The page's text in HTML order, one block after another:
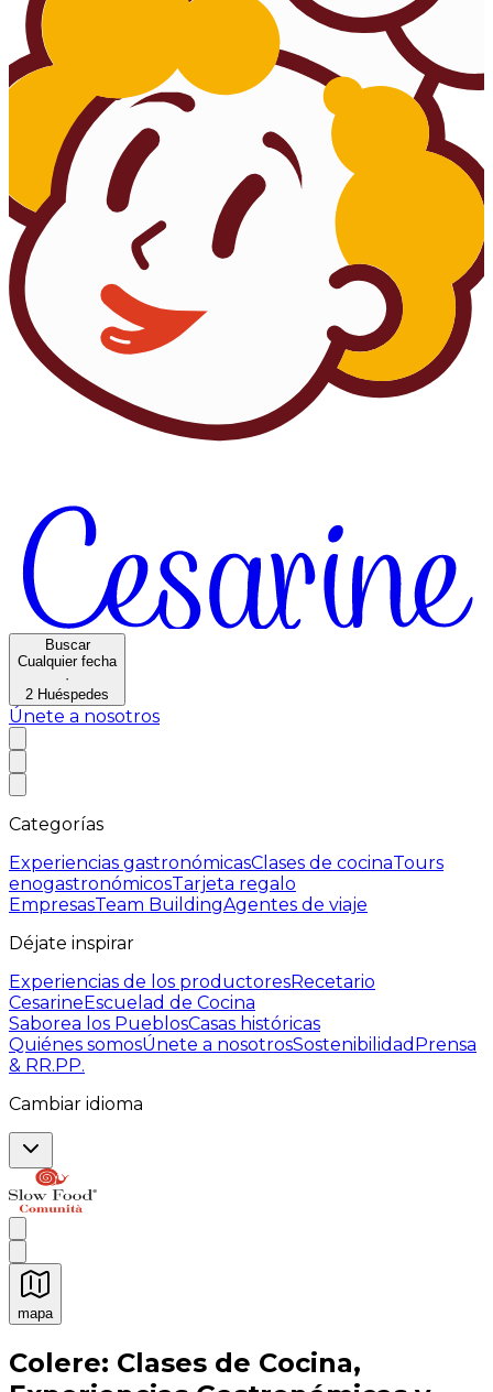
Buscar
Cualquier fecha
·
2 Huéspedes
Únete a nosotros
Categorías
Experiencias gastronómicasClases de cocinaTours
enogastronómicosTarjeta regalo
EmpresasTeam BuildingAgentes de viaje
Déjate inspirar
Experiencias de los productoresRecetario
CesarineEscuelad de Cocina
Saborea los PueblosCasas históricas
Quiénes somosÚnete a nosotrosSostenibilidad Prensa
& RR.PP.
Cambiar idioma
mapa
Experiencias culinarias inolvidables: Experiencias
Colere: Clases de Cocina,